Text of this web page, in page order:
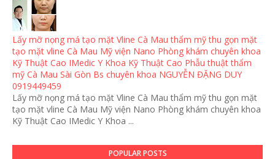
Lấy mỡ nọng má tạo mặt Vline Cà Mau thẩm mỹ thu gọn mặt
tạo mặt vline Cà Mau Mỹ viện Nano Phòng khám chuyên khoa
Kỹ Thuật Cao IMedic Y Khoa Kỹ Thuật Cao Phẫu thuật thẩm
mỹ Cà Mau Sài Gòn Bs chuyên khoa NGUYỄN ĐẶNG DUY
0919449459
Lấy mỡ nọng má tạo mặt Vline Cà Mau thẩm mỹ thu gọn mặt
tạo mặt vline Cà Mau Mỹ viện Nano Phòng khám chuyên khoa
Kỹ Thuật Cao IMedic Y Khoa ...
POPULAR POSTS